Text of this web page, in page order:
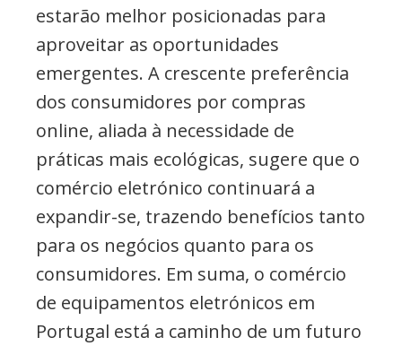
estarão melhor posicionadas para
aproveitar as oportunidades
emergentes. A crescente preferência
dos consumidores por compras
online, aliada à necessidade de
práticas mais ecológicas, sugere que o
comércio eletrónico continuará a
expandir-se, trazendo benefícios tanto
para os negócios quanto para os
consumidores. Em suma, o comércio
de equipamentos eletrónicos em
Portugal está a caminho de um futuro